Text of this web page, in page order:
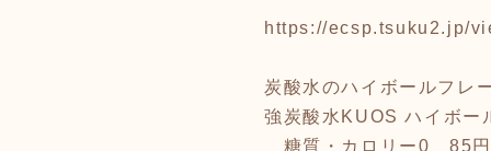
https://ecsp.tsuku2.jp/
炭酸水のハイボールフレ
強炭酸水KUOS ハイボー
糖質・カロリー0 85